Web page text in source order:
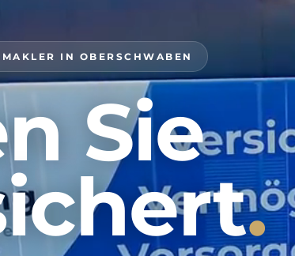
IN OBERSCHWABEN
Sie